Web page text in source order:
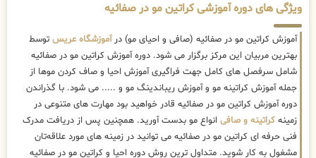
ویژگی های دوره آموزشی کراتین مو در صفائیه
آموزش کراتین مو در صفائیه (صافی و احیای مو) درآموزشگاه عریس توسط
بهترین مربیان این مرکز برگزار می شود. دوره آموزش کراتین مو در صفائیه
شامل سرفصل های کامل جهت فراگیری آموزش احیا و صاف کردن موها از
جمله آموزش کراتینه مو و آموزش ریباندینگ مو و ..... می شود. با گذراندن
دوره آموزش کراتین مو در صفائیه قادر خواهید بود مهارت های متنوعی در
زمینه کراتینه و صافی انواع مو بدست آورید. همچنین پس از دریافت مدرک
فنی حرفه ای کراتین مو در صفائیه می توانید در زمینه های مورد علاقه‌تان
مشغول به کار شوید. متداول ترین روش دوره احیا و کراتین مو در صفائیه